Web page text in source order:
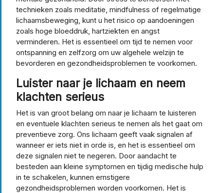
technieken zoals meditatie, mindfulness of regelmatige
lichaamsbeweging, kunt u het risico op aandoeningen
zoals hoge bloeddruk, hartziekten en angst
verminderen. Het is essentieel om tijd te nemen voor
ontspanning en zelfzorg om uw algehele welzijn te
bevorderen en gezondheidsproblemen te voorkomen.
Luister naar je lichaam en neem
klachten serieus
Het is van groot belang om naar je lichaam te luisteren
en eventuele klachten serieus te nemen als het gaat om
preventieve zorg. Ons lichaam geeft vaak signalen af
wanneer er iets niet in orde is, en het is essentieel om
deze signalen niet te negeren. Door aandacht te
besteden aan kleine symptomen en tijdig medische hulp
in te schakelen, kunnen ernstigere
gezondheidsproblemen worden voorkomen. Het is